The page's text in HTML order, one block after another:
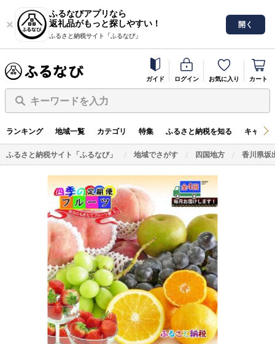
ふるなびアプリなら
返礼品がもっと探しやすい！
ふるさと納税サイト「ふるなび」
開く
ガイド ログイン お気に入り カート
キーワードを入力
ランキング 地域一覧 カテゴリ 特集 ふるさと納税を知る キャン
ふるさと納税サイト「ふるなび」 地域でさがす 四国地方 香川県坂